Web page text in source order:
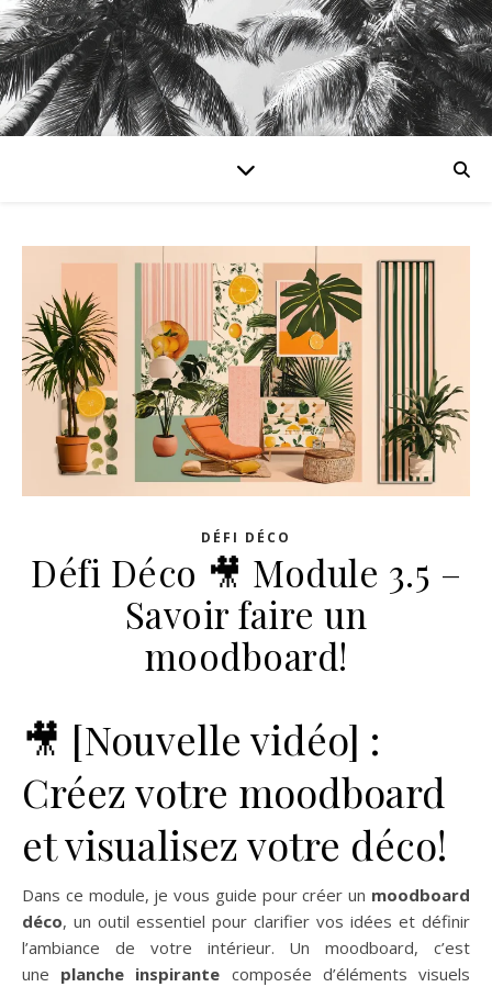
DÉFI DÉCO
Défi Déco 🎥 Module 3.5 –
Savoir faire un
moodboard!
🎥 [Nouvelle vidéo] :
Créez votre moodboard
et visualisez votre déco!
Dans ce module, je vous guide pour créer un moodboard
déco, un outil essentiel pour clarifier vos idées et définir
l’ambiance de votre intérieur. Un moodboard, c’est
une planche inspirante composée d’éléments visuels